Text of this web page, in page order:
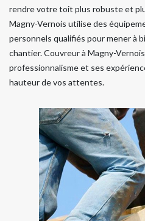
rendre votre toit plus robuste et
Magny-Vernois utilise des
personnels qualifiés pour mener à
chantier. Couvreur à Magny-
professionnalisme et ses
hauteur de vos attentes.